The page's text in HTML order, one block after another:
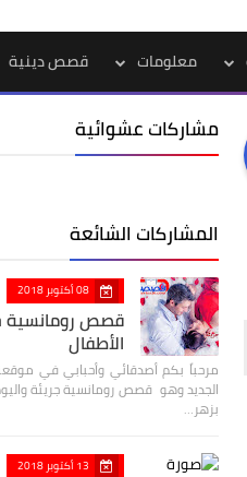
معلومات قصص دينية
مشاركات عشوائية
المشاركات الشائعة
08 أكتوبر 2018
قصص رومانسية
الأطفال
الجديد وهو قصص رومانسية جريئة
بزهر…
13 أكتوبر 2018